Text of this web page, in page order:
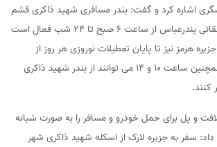
اشاره کرد و گفت: بندر مسافری شهید ذاکری قشم
به مقصد بندر شهید حقانی بندرعباس از ساعت ۶ صبح تا ۲۴ شب فعال است
هرمز نیز تا پایان تعطیلات نوروزی هر روز از
ساعت هفت صبح و همچنین ساعت ۱۰ و ۱۴ می‌ توانند از بندر شهید ذاکری
کنند.
و پل برای حمل خودرو و مسافر را به صورت شبانه
داد: سفر به جزیره لارک از اسکله شهید ذاکری شهر